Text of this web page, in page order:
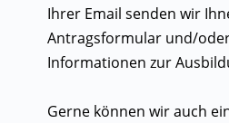
Ihrer Email senden wir
Antragsformular und/
Informationen zur
Gerne können wir auch